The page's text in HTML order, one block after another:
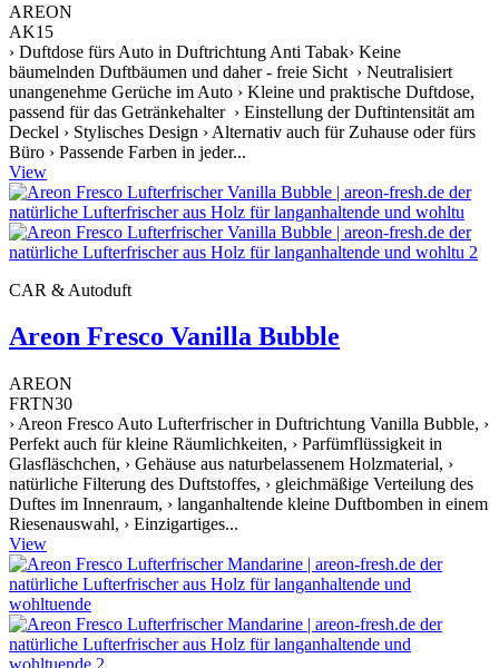
AREON
AK15
› Duftdose fürs Auto in Duftrichtung Anti Tabak› Keine
bäumelnden Duftbäumen und daher - freie Sicht › Neutralisiert
unangenehme Gerüche im Auto › Kleine und praktische Duftdose,
passend für das Getränkehalter › Einstellung der Duftintensität am
Deckel › Stylisches Design › Alternativ auch für Zuhause oder fürs
Büro › Passende Farben in jeder...
View
CAR & Autoduft
Areon Fresco Vanilla Bubble
AREON
FRTN30
› Areon Fresco Auto Lufterfrischer in Duftrichtung Vanilla Bubble, ›
Perfekt auch für kleine Räumlichkeiten, › Parfümflüssigkeit in
Glasfläschchen, › Gehäuse aus naturbelassenem Holzmaterial, ›
natürliche Filterung des Duftstoffes, › gleichmäßige Verteilung des
Duftes im Innenraum, › langanhaltende kleine Duftbomben in einem
Riesenauswahl, › Einzigartiges...
View